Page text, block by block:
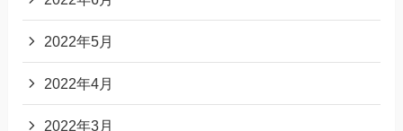
2022年5月
2022年4月
2022年3月